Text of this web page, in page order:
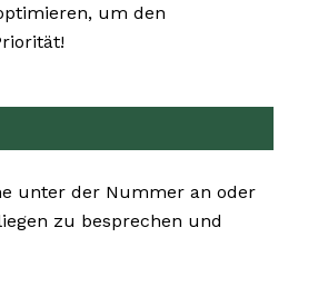
um den
unter der Nummer an oder
zu besprechen und